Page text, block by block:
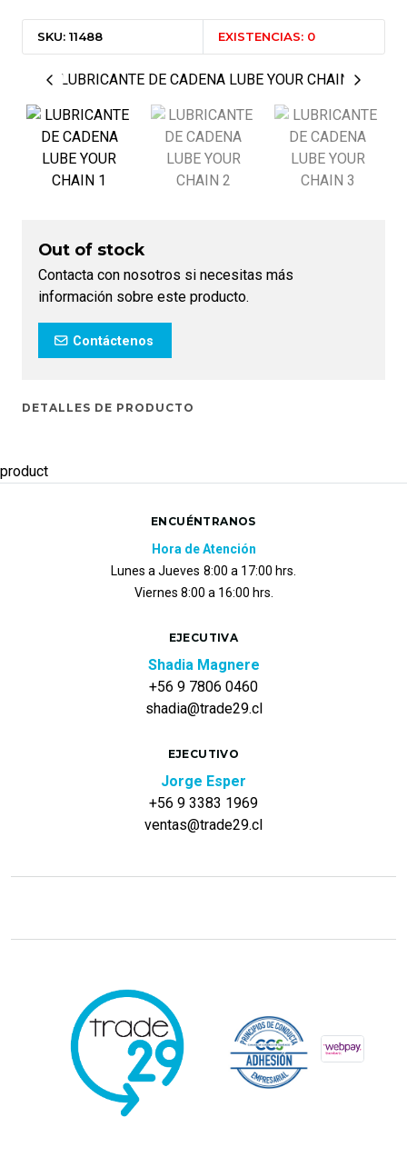
SKU: 11488 EXISTENCIAS: 0
Out of stock
Contacta con nosotros si necesitas más
información sobre este producto.
Contáctenos
DETALLES DE PRODUCTO
product
ENCUÉNTRANOS
Hora de Atención
Lunes a Jueves 8:00 a 17:00 hrs.
Viernes 8:00 a 16:00 hrs.
EJECUTIVA
Shadia Magnere
+56 9 7806 0460
shadia@trade29.cl
EJECUTIVO
Jorge Esper
+56 9 3383 1969
ventas@trade29.cl